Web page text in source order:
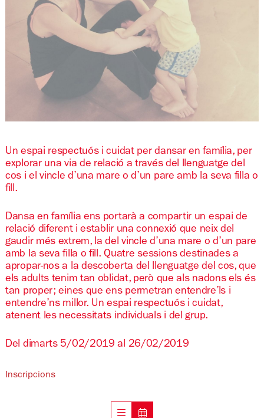
Un espai respectuós i cuidat per dansar en família, per
explorar una via de relació a través del llenguatge del
cos i el vincle d’una mare o d’un pare amb la seva filla o
fill.
Dansa en família ens portarà a compartir un espai de
relació diferent i establir una connexió que neix del
gaudir més extrem, la del vincle d’una mare o d’un pare
amb la seva filla o fill. Quatre sessions destinades a
apropar-nos a la descoberta del llenguatge del cos, que
els adults tenim tan oblidat, però que als nadons els és
tan proper; eines que ens permetran entendre’ls i
entendre’ns millor. Un espai respectuós i cuidat,
atenent les necessitats individuals i del grup.
Del dimarts 5/02/2019 al 26/02/2019
Inscripcions